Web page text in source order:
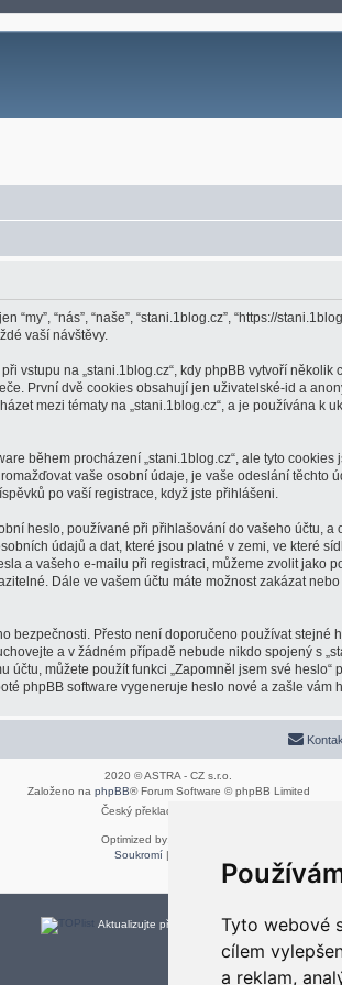
Tyto webové
cílem
a reklam,
“nás”, “naše”, “stani.1blog.cz”, “https://
vaší návštěvy.
vstupu na „stani.1blog.cz“, kdy phpBB vytvoří
První dvě cookies obsahují jen uživatelské-id a
mezi tématy na „stani.1blog.cz“, a je používána k
během procházení „stani.1blog.cz“, ale tyto
vaše osobní údaje, je vaše odeslání těchto
po vaší registrace, když jste přihlášeni.
heslo, používané při přihlašování do vašeho účtu,
údajů a dat, které jsou platné v zemi, ve které
a vašeho e-mailu při registraci, můžeme zvolit jako
Dále ve vašem účtu máte možnost zakázat
bezpečnosti. Přesto není doporučeno používat stejné
a v žádném případě nebude nikdo spojený s
můžete použít funkci „Zapomněl jsem své
phpBB software vygeneruje heslo nové a zašle vám
2020 © ASTRA - CZ s.r.o.
Založeno na phpBB® Forum Software © phpBB Limited
Český překlad –
Optimized by:
Soukromí|
Aktualizujte předvolby souborů cookies